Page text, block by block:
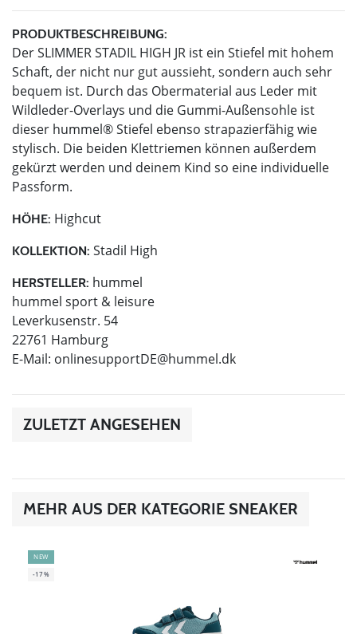
PRODUKTBESCHREIBUNG:
Der SLIMMER STADIL HIGH JR ist ein Stiefel mit hohem
Schaft, der nicht nur gut aussieht, sondern auch sehr
bequem ist. Durch das Obermaterial aus Leder mit
Wildleder-Overlays und die Gummi-Außensohle ist
dieser hummel® Stiefel ebenso strapazierfähig wie
stylisch. Die beiden Klettriemen können außerdem
gekürzt werden und deinem Kind so eine individuelle
Passform.
HÖHE: Highcut
KOLLEKTION: Stadil High
HERSTELLER: hummel
hummel sport & leisure
Leverkusenstr. 54
22761 Hamburg
E-Mail: onlinesupportDE@hummel.dk
ZULETZT ANGESEHEN
MEHR AUS DER KATEGORIE SNEAKER
NEW
-17%